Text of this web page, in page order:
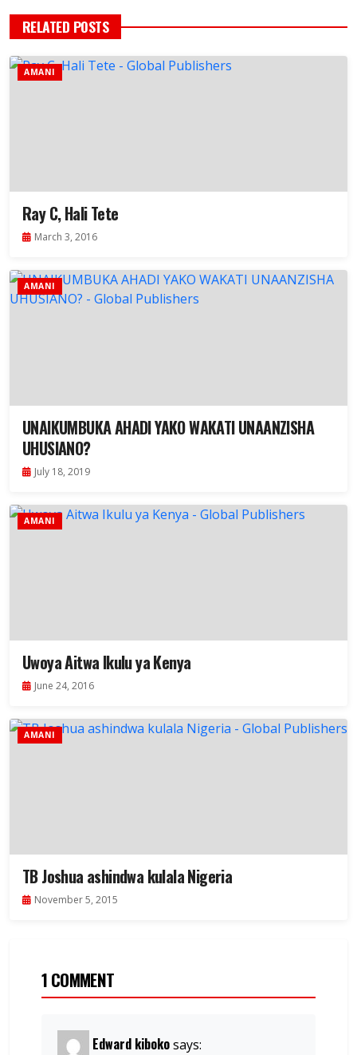
RELATED POSTS
AMANI
Ray C, Hali Tete
March 3, 2016
AMANI
UNAIKUMBUKA AHADI YAKO WAKATI UNAANZISHA
UHUSIANO?
July 18, 2019
AMANI
Uwoya Aitwa Ikulu ya Kenya
June 24, 2016
AMANI
TB Joshua ashindwa kulala Nigeria
November 5, 2015
1 COMMENT
Edward kibokosays: